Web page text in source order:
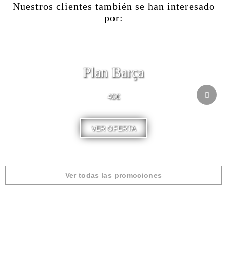
Nuestros clientes también se han interesado
por:
Plan Barça
40€
VER OFERTA
Ver todas las promociones